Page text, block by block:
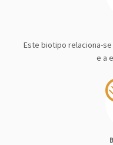
Este biotipo relaciona-
e a